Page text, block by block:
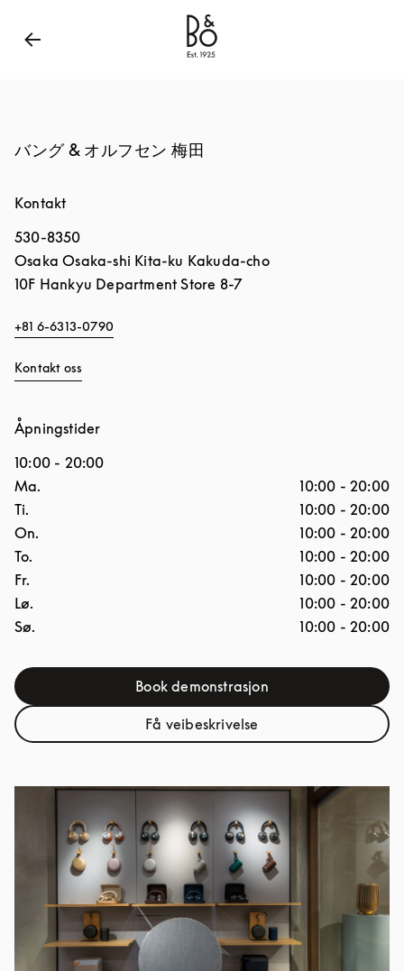
Bang & Olufsen - Exist to Create
バング & オルフセン 梅田
Kontakt
530-8350
Osaka Osaka-shi Kita-ku Kakuda-cho
10F Hankyu Department Store 8-7
+81 6-6313-0790
Kontakt oss
Åpningstider
10:00 - 20:00
Ukedag
Ma. 10:00 - 20:00
Ti.
10:00 - 20:00
On.
10:00 - 20:00
To.
10:00 - 20:00
Fr.
10:00 - 20:00
Lø.
10:00 - 20:00
Sø.
10:00 - 20:00
Book demonstrasjonLink Opens in New Tab
Få veibeskrivelseLink Opens in New Tab